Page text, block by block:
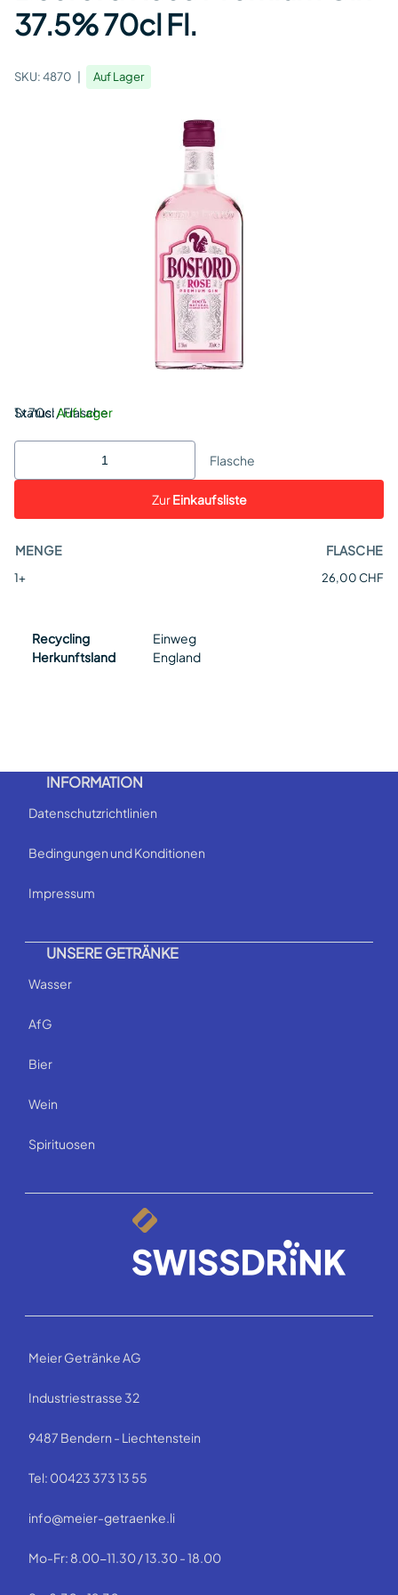
37.5% 70cl Fl.
SKU:4870 Auf Lager
Status:Auf Lager
1 x 70cl / Flasche
Flasche
ZurEinkaufsliste
MENGE FLASCHE
1+ 26,00 CHF
Recycling
Einweg
Herkunftsland
England
INFORMATION
Datenschutzrichtlinien
Bedingungen und Konditionen
Impressum
UNSERE GETRÄNKE
Wasser
AfG
Bier
Wein
Spirituosen
Meier Getränke AG
Industriestrasse 32
9487 Bendern - Liechtenstein
Tel: 00423 373 13 55
info@meier-getraenke.li
Mo-Fr: 8.00-11.30 / 13.30 - 18.00